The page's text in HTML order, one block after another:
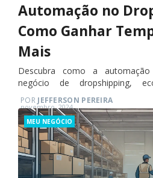
Automação no
Como Ganhar
Mais
Descubra como a
negócio de dropshipping,
aumentando suas vendas.
PORJEFFERSON PEREIRA
Posted
on
novembro, 2024
Categories
MEU NEGÓCIO